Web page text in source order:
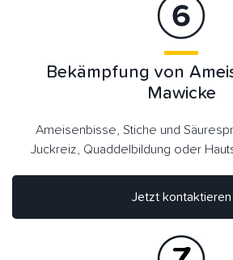
Jetzt kontaktieren
Bekämpfung von
Mawicke
Ameisenbisse, Stiche und
Juckreiz, Quaddelbildung oder